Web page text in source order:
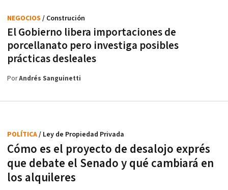
El Gobierno libera importaciones de
porcellanato pero investiga posibles
prácticas desleales
NEGOCIOS / Construción
PorAndrés Sanguinetti
Cómo es el proyecto de desalojo exprés
que debate el Senado y qué cambiará en
los alquileres
POLÍTICA/ Ley de Propiedad Privada